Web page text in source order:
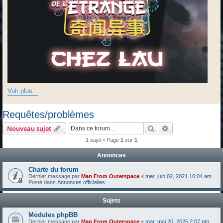
Voir plus...
Requêtes/problèmes
Nouveau sujet RechercherRecherche
1 sujet • Page 1 sur 1
Annonces
Charte du forum
Dernier message par Man From Outerspace « mer. juin 02, 2021 10:04 am
Posté dans Annonces officielles
Sujets
Modules phpBB
Dernier message par Man From Outerspace « mar. mai 20, 2025 2:07 pm